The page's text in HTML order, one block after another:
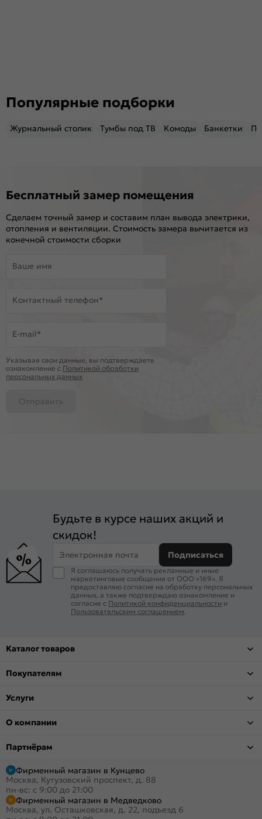
Популярные подборки
Журнальный столик Тумбы под ТВ Комоды Банкетки
Бесплатный замер помещения
Сделаем точный замер и составим план вывода электрики,
отопления и вентиляции. Стоимость замера вычитается из
конечной стоимости сборки
Ваше имя
Контактный телефон*
E-mail*
Указывая свои данные, вы подтверждаете
ознакомление c Политикой обработки
персональных данных
Отправить
Будьте в курсе наших акций и
скидок!
Электронная почта Подписаться
Я соглашаюсь получать рекламные и иные
маркетинговые сообщения от ООО «169». Я
предоставляю согласие на обработку персональных
данных, а также подтверждаю ознакомление и
согласие с Политикой конфиденциальности и
Пользовательским соглашением.
Каталог товаров
Покупателям
Услуги
О компании
Партнёрам
Фирменный магазин в Кунцево
Москва, Кутузовский проспект, д. 88
пн-вс: с 9:00 до 21:00
Фирменный магазин в Медведково
Москва, ул. Осташковская, д. 22, подъезд 6